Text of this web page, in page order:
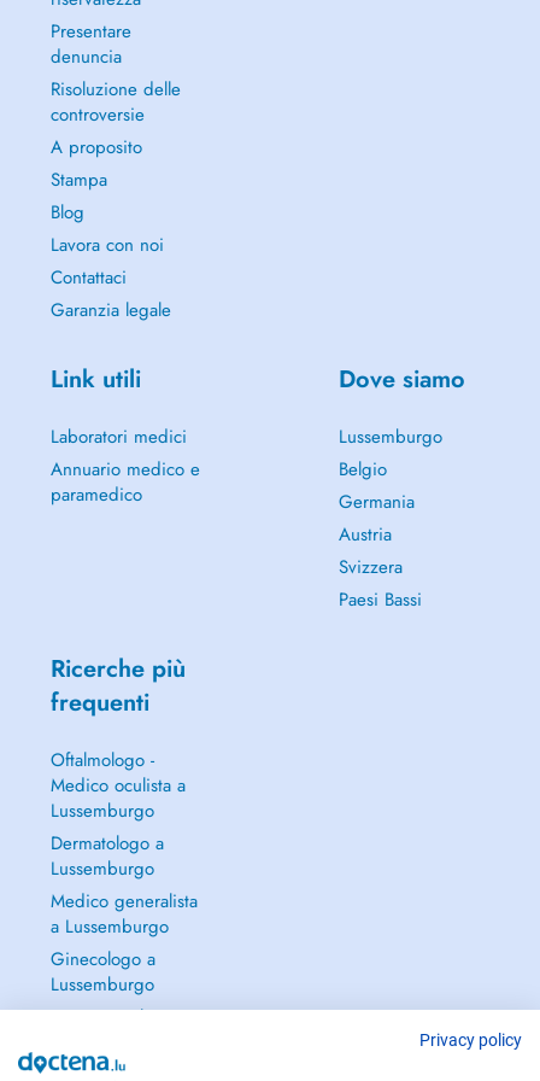
Presentare
denuncia
Risoluzione delle
controversie
A proposito
Stampa
Blog
Lavora con noi
Contattaci
Garanzia legale
Link utili
Laboratori medici
Annuario medico e
paramedico
Dove siamo
Lussemburgo
Belgio
Germania
Austria
Svizzera
Paesi Bassi
Ricerche più
frequenti
Oftalmologo -
Medico oculista a
Lussemburgo
Dermatologo a
Lussemburgo
Medico generalista
a Lussemburgo
Ginecologo a
Lussemburgo
Continua a leggere
Privacy policy